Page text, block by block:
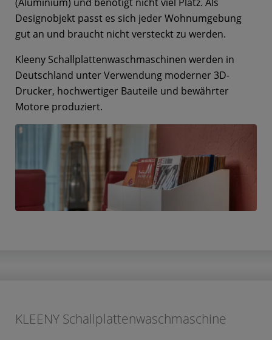
Designobjekt passt es sich jeder Wohnumgebung
gut an und braucht nicht versteckt zu werden.
Kleeny Schallplattenwaschmaschinen werden in
Deutschland unter Verwendung moderner 3D-
Drucker, hochwertiger Bauteile und bewährter
Motore produziert.
KLEENY Schallplattenwaschmaschine